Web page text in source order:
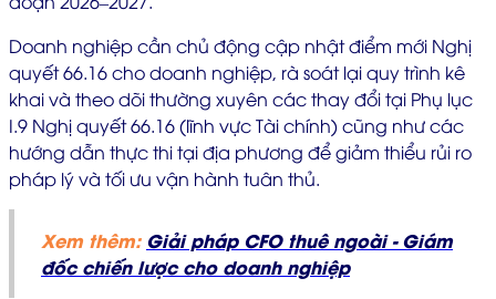
Doanh nghiệp cần chủ động cập nhật điểm mới Nghị
quyết 66.16 cho doanh nghiệp, rà soát lại quy trình kê
khai và theo dõi thường xuyên các thay đổi tại Phụ lục
I.9 Nghị quyết 66.16 (lĩnh vực Tài chính) cũng như các
hướng dẫn thực thi tại địa phương để giảm thiểu rủi ro
pháp lý và tối ưu vận hành tuân thủ.
Xem thêm: Giải pháp CFO thuê ngoài - Giám
đốc chiến lược cho doanh nghiệp